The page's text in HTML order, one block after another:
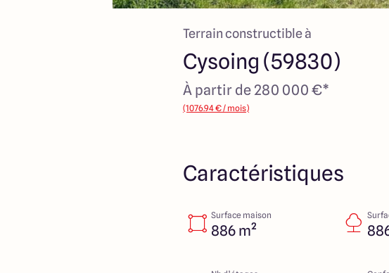
Terrain constructible à
Cysoing (59830)
À partir de 280 000 €*
(1076.94 € / mois)
Caractéristiques
Surface maison
886 m²